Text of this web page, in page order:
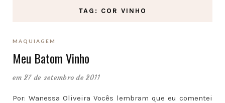
TAG: COR VINHO
MAQUIAGEM
Meu Batom Vinho
em 27 de setembro de 2011
Por: Wanessa Oliveira Vocês lembram que eu comentei